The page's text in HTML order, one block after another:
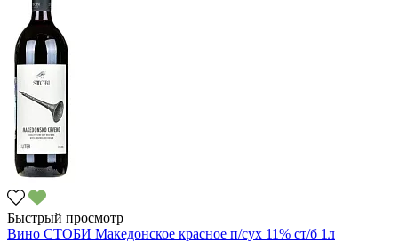
Быстрый просмотр
Вино СТОБИ Македонское красное п/сух 11% ст/б 1л